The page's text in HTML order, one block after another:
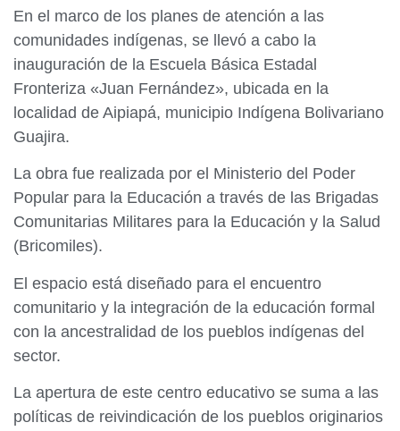
En el marco de los planes de atención a las
comunidades indígenas, se llevó a cabo la
inauguración de la Escuela Básica Estadal
Fronteriza «Juan Fernández», ubicada en la
localidad de Aipiapá, municipio Indígena Bolivariano
Guajira.
La obra fue realizada por el Ministerio del Poder
Popular para la Educación a través de las Brigadas
Comunitarias Militares para la Educación y la Salud
(Bricomiles).
El espacio está diseñado para el encuentro
comunitario y la integración de la educación formal
con la ancestralidad de los pueblos indígenas del
sector.
La apertura de este centro educativo se suma a las
políticas de reivindicación de los pueblos originarios